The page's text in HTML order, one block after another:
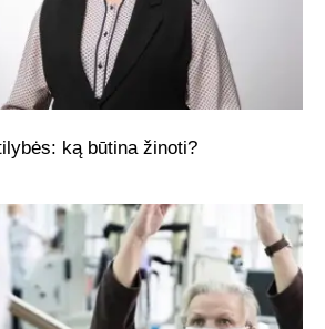
ką būtina žinoti?